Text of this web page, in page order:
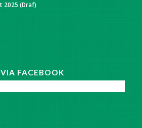
2025 (Draf)
FACEBOOK